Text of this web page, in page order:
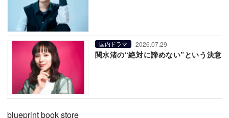
国内ドラマ 2026.07.29
関水渚の“絶対に諦めない”という決意
blueprint book store